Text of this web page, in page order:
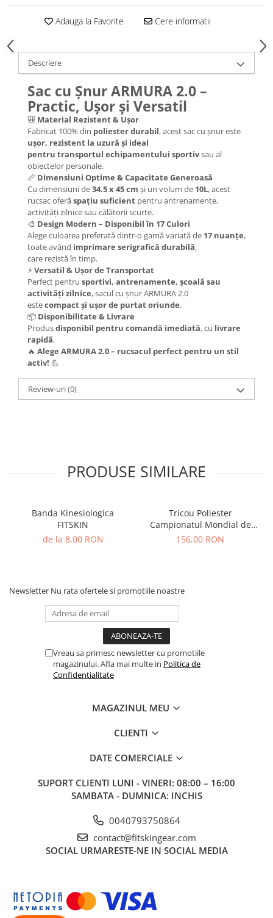
Adauga la Favorite Cere informatii
Descriere
Sac cu Șnur ARMURA 2.0 –
Practic, Ușor și Versatil
🎒 Material Rezistent & Ușor
Fabricat 100% din poliester durabil, acest sac cu șnur este
ușor, rezistent la uzură și ideal
pentru transportul echipamentului sportivsau al
obiectelor personale.
📏 Dimensiuni Optime & Capacitate Generoasă
Cu dimensiuni de34.5 x 45 cm și un volum de 10L, acest
rucsac oferăspațiu suficient pentru antrenamente,
activități zilnice sau călătorii scurte.
🎨 Design Modern – Disponibil în 17 Culori
Alege culoarea preferată dintr-o gamă variată de 17 nuanțe,
toate având imprimare serigrafică durabilă,
care rezistă în timp.
⚡ Versatil & Ușor de Transportat
Perfect pentru sportivi, antrenamente, școală sau
activități zilnice, sacul cu șnur ARMURA 2.0
estecompact și ușor de purtat oriunde.
📦 Disponibilitate & Livrare
Produsdisponibil pentru comandă imediată, cu livrare
rapidă.
🔥 Alege ARMURA 2.0 – rucsacul perfect pentru un stil
activ! 💪
Review-uri(0)
PRODUSE SIMILARE
Banda Kinesiologica
FITSKIN
de la 8,00 RON
Tricou Poliester
Campionatul Mondial de
Karate WUKF 2026
156,00 RON
Newsletter Nu rata ofertele si promotiile noastre
Vreau sa primesc newsletter cu promotiile
magazinului. Afla mai multe in Politica de
Confidentialitate
MAGAZINUL MEU
CLIENTI
DATE COMERCIALE
SUPORT CLIENTI LUNI - VINERI: 08:00 – 16:00
SAMBATA - DUMNICA: INCHIS
0040793750864
contact@fitskingear.com
SOCIAL URMARESTE-NE IN SOCIAL MEDIA